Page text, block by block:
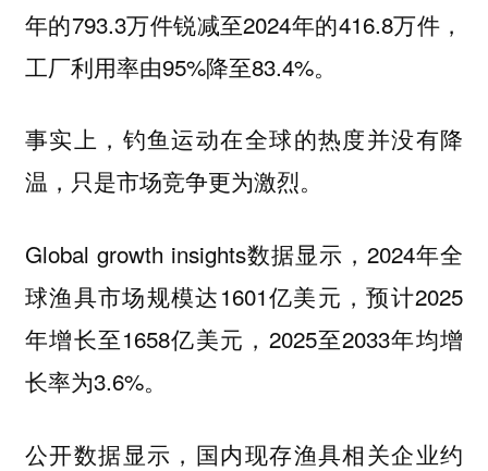
年的793.3万件锐减至2024年的416.8万件，
工厂利用率由95%降至83.4%。
事实上，钓鱼运动在全球的热度并没有降
温，只是市场竞争更为激烈。
Global growth insights数据显示，2024年全
球渔具市场规模达1601亿美元，预计2025
年增长至1658亿美元，2025至2033年均增
长率为3.6%。
公开数据显示，国内现存渔具相关企业约